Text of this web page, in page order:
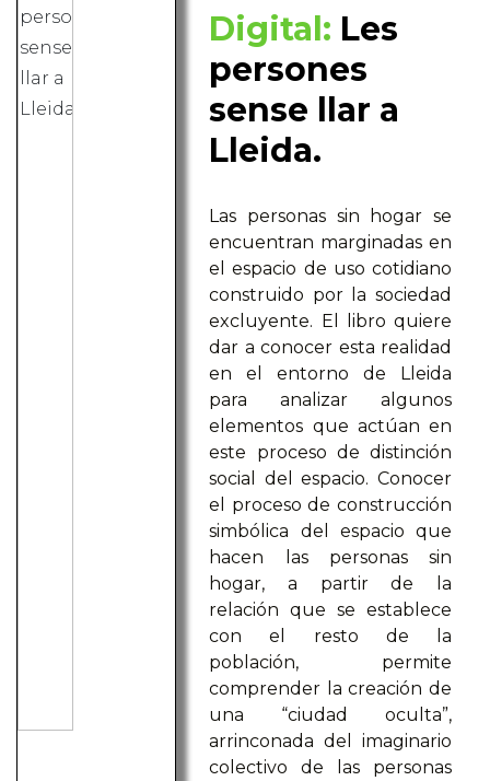
Digital: Les
persones
sense llar a
Lleida.
Las personas sin hogar se
encuentran marginadas en
el espacio de uso cotidiano
construido por la sociedad
excluyente. El libro quiere
dar a conocer esta realidad
en el entorno de Lleida
para analizar algunos
elementos que actúan en
este proceso de distinción
social del espacio. Conocer
el proceso de construcción
simbólica del espacio que
hacen las personas sin
hogar, a partir de la
relación que se establece
con el resto de la
población, permite
comprender la creación de
una “ciudad oculta”,
arrinconada del imaginario
colectivo de las personas